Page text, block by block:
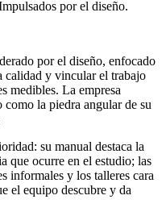
por el diseño.
por el diseño, enfocado
calidad y vincular el trabajo
medibles. La empresa
la piedra angular de su
su manual destaca la
que ocurre en el estudio; las
informales y los talleres cara
el equipo descubre y da